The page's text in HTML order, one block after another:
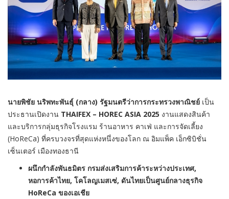
นายพิชัย นริพทะพันธุ์ (กลาง) รัฐมนตรีว่าการกระทรวงพาณิชย์ เป็น
ประธานเปิดงาน THAIFEX – HOREC ASIA 2025 งานแสดงสินค้า
และบริการกลุ่มธุรกิจโรงแรม ร้านอาหาร คาเฟ่ และการจัดเลี้ยง
(HoReCa) ที่ครบวงจรที่สุดแห่งหนึ่งของโลก ณ อิมแพ็ค เอ็กซิบิชั่น
เซ็นเตอร์ เมืองทองธานี
ผนึกกำลังพันธมิตร กรมส่งเสริมการค้าระหว่างประเทศ,
หอการค้าไทย, โคโลญเมสเซ่, ดันไทยเป็นศูนย์กลางธุรกิจ
HoReCa ของเอเชีย